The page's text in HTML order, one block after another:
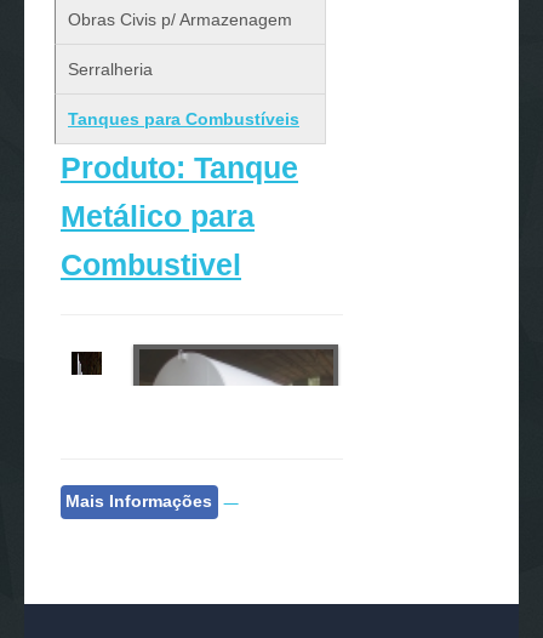
Obras Civis p/ Armazenagem
Serralheria
Tanques para Combustíveis
Produto: Tanque
Metálico para
Combustivel
Mais Informações